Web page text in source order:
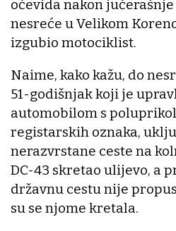
očevida nakon
nesreće u Velikom
izgubio motociklist.
Naime, kako kažu, do
51-godišnjak koji je
automobilom s
registarskih oznaka,
nerazvrstane ceste na
DC-43 skretao ulijevo, a
državnu cestu nije
su se njome kretala.